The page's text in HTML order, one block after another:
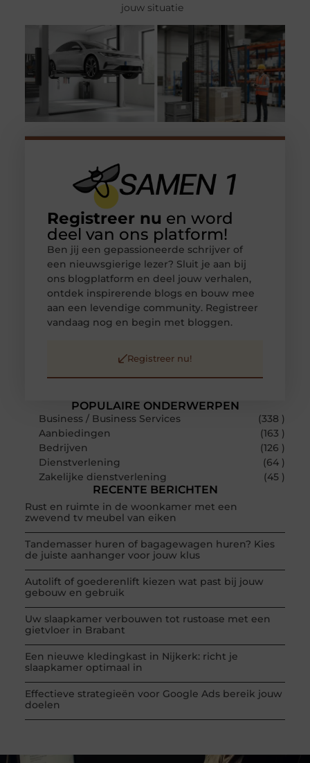
jouw situatie
POPULAIRE ONDERWERPEN
Business / Business Services
(338 )
Aanbiedingen
(163 )
Bedrijven
(126 )
Dienstverlening
(64 )
Zakelijke dienstverlening
(45 )
RECENTE BERICHTEN
Rust en ruimte in de woonkamer met een
zwevend tv meubel van eiken
Tandemasser huren of bagagewagen huren? Kies
de juiste aanhanger voor jouw klus
Autolift of goederenlift kiezen wat past bij jouw
gebouw en gebruik
Uw slaapkamer verbouwen tot rustoase met een
gietvloer in Brabant
Een nieuwe kledingkast in Nijkerk: richt je
slaapkamer optimaal in
Effectieve strategieën voor Google Ads bereik jouw
doelen
Registreer nu en word
deel van ons platform!
Ben jij een gepassioneerde schrijver of
een nieuwsgierige lezer? Sluit je aan bij
ons blogplatform en deel jouw verhalen,
ontdek inspirerende blogs en bouw mee
aan een levendige community. Registreer
vandaag nog en begin met bloggen.
Registreer nu!